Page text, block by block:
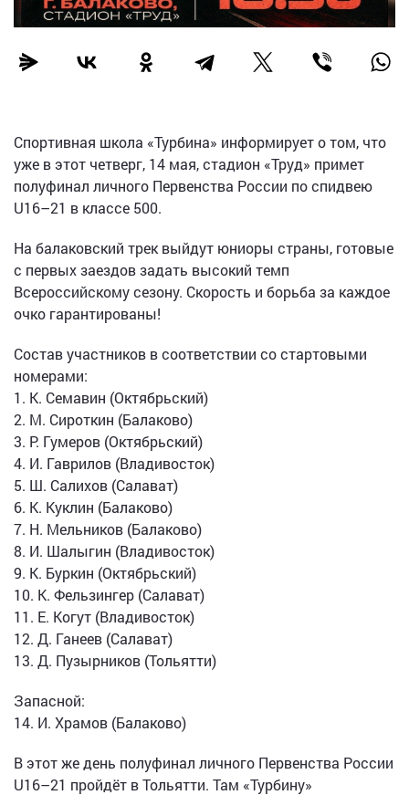
Спортивная школа «Турбина» информирует о том, что
уже в этот четверг, 14 мая, стадион «Труд» примет
полуфинал личного Первенства России по спидвею
U16–21 в классе 500.
На балаковский трек выйдут юниоры страны, готовые
с первых заездов задать высокий темп
Всероссийскому сезону. Скорость и борьба за каждое
очко гарантированы!
Состав участников в соответствии со стартовыми
номерами:
1. К. Семавин (Октябрьский)
2. М. Сироткин (Балаково)
3. Р. Гумеров (Октябрьский)
4. И. Гаврилов (Владивосток)
5. Ш. Салихов (Салават)
6. К. Куклин (Балаково)
7. Н. Мельников (Балаково)
8. И. Шалыгин (Владивосток)
9. К. Буркин (Октябрьский)
10. К. Фельзингер (Салават)
11. Е. Когут (Владивосток)
12. Д. Ганеев (Салават)
13. Д. Пузырников (Тольятти)
Запасной:
14. И. Храмов (Балаково)
В этот же день полуфинал личного Первенства России
U16–21 пройдёт в Тольятти. Там «Турбину»